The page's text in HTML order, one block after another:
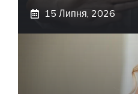
15 Липня, 2026